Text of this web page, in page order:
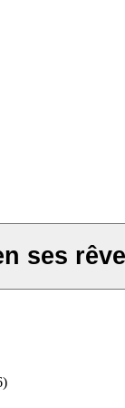
ses